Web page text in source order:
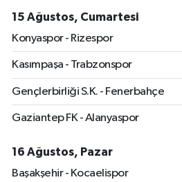
15 Ağustos, Cumartesi
Konyaspor - Rizespor
Kasımpaşa - Trabzonspor
Gençlerbirliği S.K. - Fenerbahçe
Gaziantep FK - Alanyaspor
16 Ağustos, Pazar
Başakşehir - Kocaelispor